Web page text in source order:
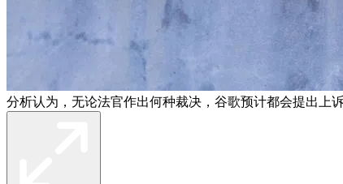
分析认为，无论法官作出何种裁决，谷歌预计都会提出上